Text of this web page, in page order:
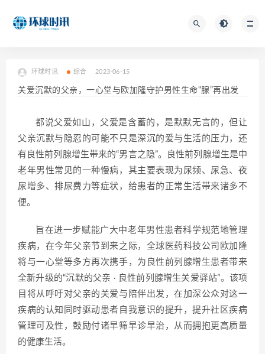
环球时讯 综合 2023-06-15
关爱沉默的父亲，一心堂与欧加隆守护男性生命“腺”再出发
都说父爱如山，父爱是含蓄的，是默默无言的，但让
父亲沉默与隐忍的可能不只是深沉的爱与生活的压力，还
有良性前列腺增生带来的“男言之隐”。良性前列腺增生是中
老年男性常见的一种慢病，其主要表现为尿频、尿急、夜
尿增多、排尿费力等症状 ，给患者的正常生活带来诸多不
便。
旨在进一步赋能广大中老年男性患者科学规范地管理
疾病，在今年父亲节到来之际，全球医药科技公司欧加隆
将与一心堂等多方再次携手，为良性前列腺增生患者带来
全新升级的“沉默的父亲 · 良性前列腺增生关爱驿站”。该项
目将从呼吁对父亲的关爱与陪伴出发，在加深公众对这一
疾病的认知同时驱动患者自我意识的提升，提升社区疾病
管理可及性，鼓励付诸早筛早诊早治，从而拥抱更高质量
的健康生活。